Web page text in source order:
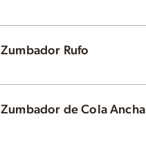
Zumbador Rufo
Zumbador de Cola Ancha